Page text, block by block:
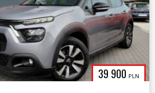
39 900 PLN